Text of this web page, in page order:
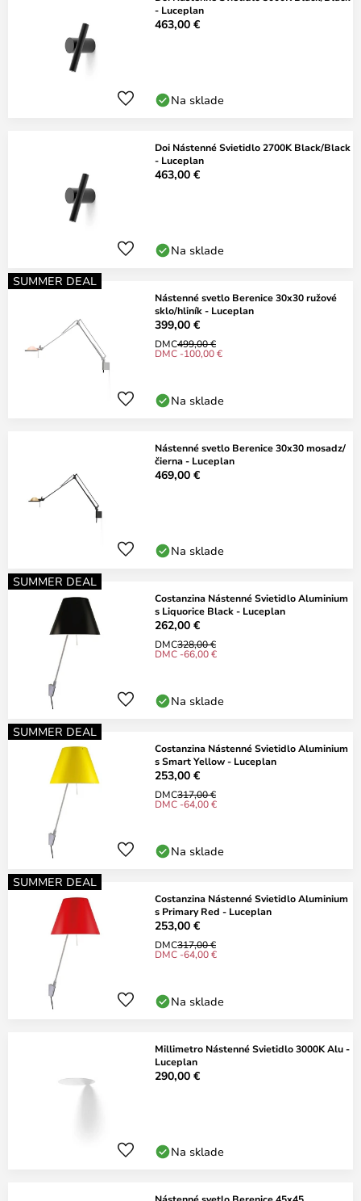
- Luceplan
463,00 €
Na sklade
Doi Nástenné Svietidlo 2700K Black/Black
- Luceplan
463,00 €
Na sklade
SUMMER DEAL
Nástenné svetlo Berenice 30x30 ružové
sklo/hliník - Luceplan
399,00 €
DMC499,00 €
DMC -100,00 €
Na sklade
Nástenné svetlo Berenice 30x30 mosadz/
čierna - Luceplan
469,00 €
Na sklade
SUMMER DEAL
Costanzina Nástenné Svietidlo Aluminium
s Liquorice Black - Luceplan
262,00 €
DMC328,00 €
DMC -66,00 €
Na sklade
SUMMER DEAL
Costanzina Nástenné Svietidlo Aluminium
s Smart Yellow - Luceplan
253,00 €
DMC317,00 €
DMC -64,00 €
Na sklade
SUMMER DEAL
Costanzina Nástenné Svietidlo Aluminium
s Primary Red - Luceplan
253,00 €
DMC317,00 €
DMC -64,00 €
Na sklade
Millimetro Nástenné Svietidlo 3000K Alu -
Luceplan
290,00 €
Na sklade